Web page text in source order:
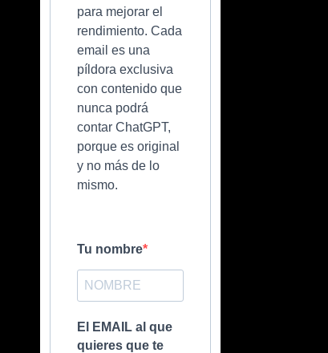
para mejorar el
rendimiento. Cada
email es una
píldora exclusiva
con contenido que
nunca podrá
contar ChatGPT,
porque es original
y no más de lo
mismo.
Tu nombre
El EMAIL al que
quieres que te